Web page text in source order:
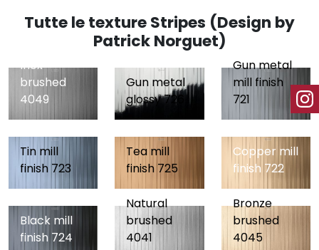
Tutte le texture Stripes (Design by
Patrick Norguet)
Inox
brushed
4049
Gun metal
glossy 726
Gun metal
mill finish
721
Tin mill
finish 723
Tea mill
finish 725
Copper mill
finish 722
Black mill
finish 724
Natural
brushed
4041
Bronze
brushed
4045